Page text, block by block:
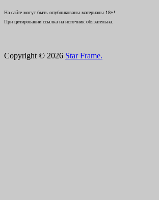
На сайте могут быть опубликованы материалы 18+!
При цитировании ссылка на источник обязательна.
Copyright © 2026 Star Frame.